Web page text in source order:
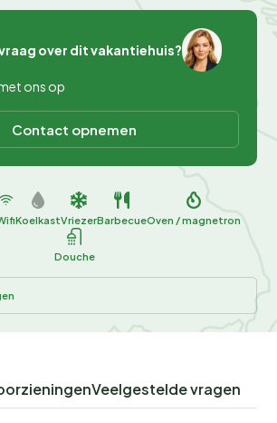
over dit vakantiehuis?
ons op
Contact opnemen
KoelkastVriezerBarbecueOven / magnetron
Douche
Veelgestelde vragen